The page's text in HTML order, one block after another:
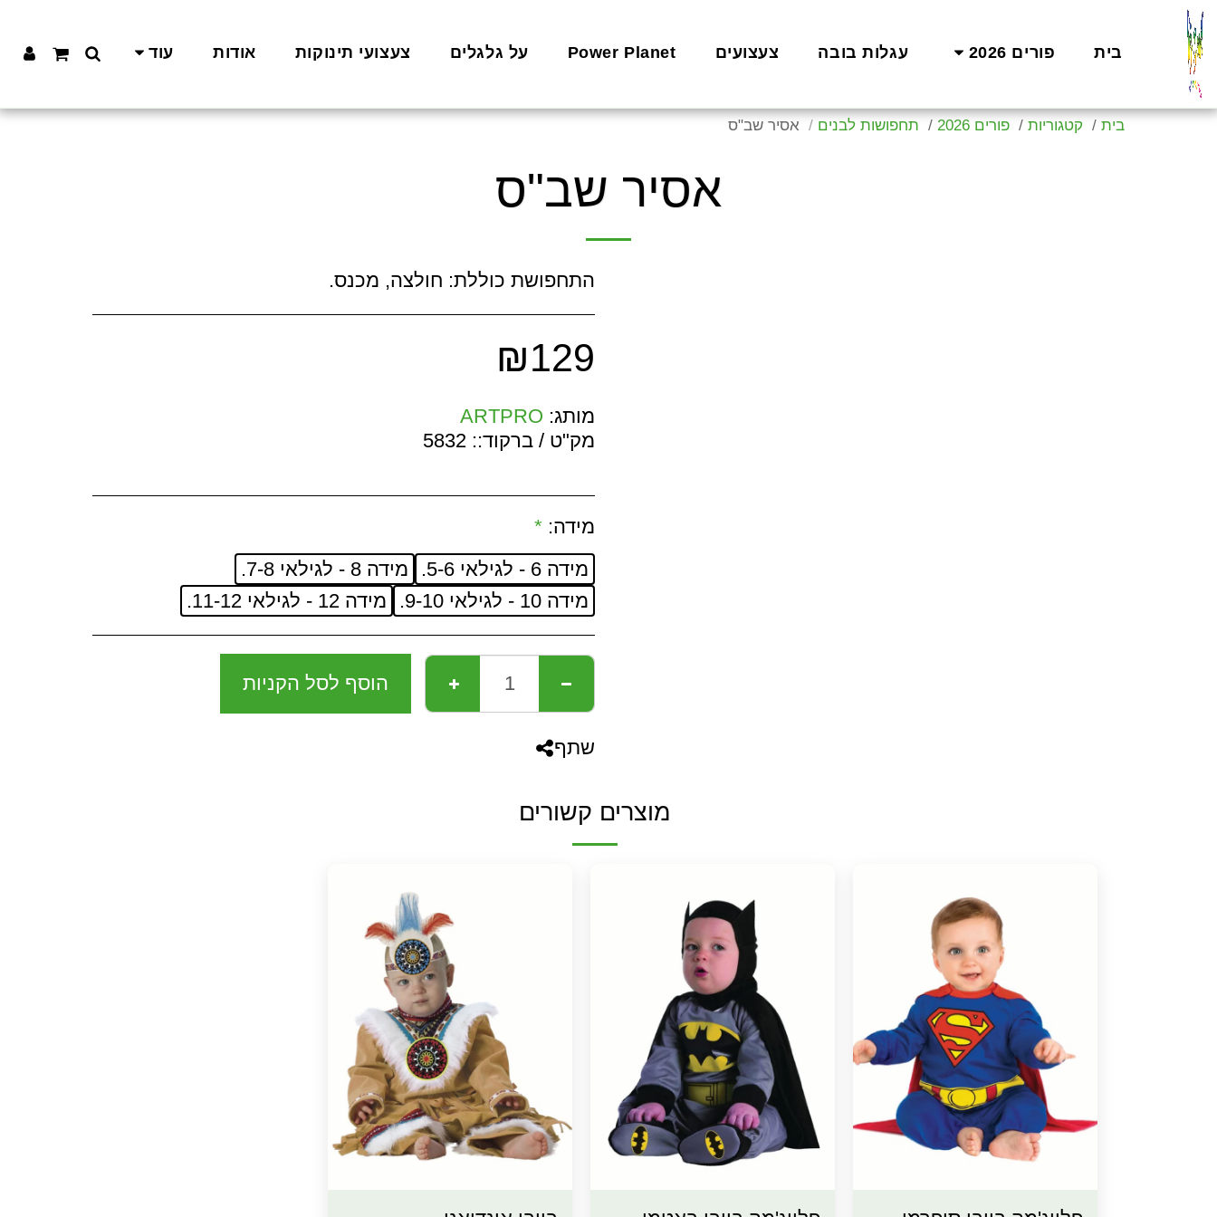
בית פורים 2026 עגלות בובה צעצועים Power Planet על גלגלים צעצועי תינוקות אודות עוד
בית קטגוריות פורים 2026 תחפושות לבנים אסיר שב"ס
אסיר שב"ס
התחפושת כוללת: חולצה, מכנס.
₪129
מותג: ARTPRO
מק"ט / ברקוד:: 5832
מידה: *
מידה 6 - לגילאי 5-6.
מידה 8 - לגילאי 7-8.
מידה 10 - לגילאי 9-10.
מידה 12 - לגילאי 11-12.
הוסף לסל הקניות
שתף
מוצרים קשורים